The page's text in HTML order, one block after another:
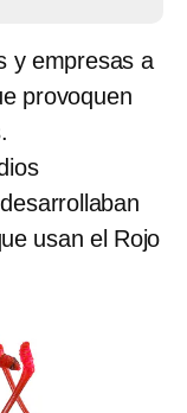
y empresas a
provoquen
usan el Rojo